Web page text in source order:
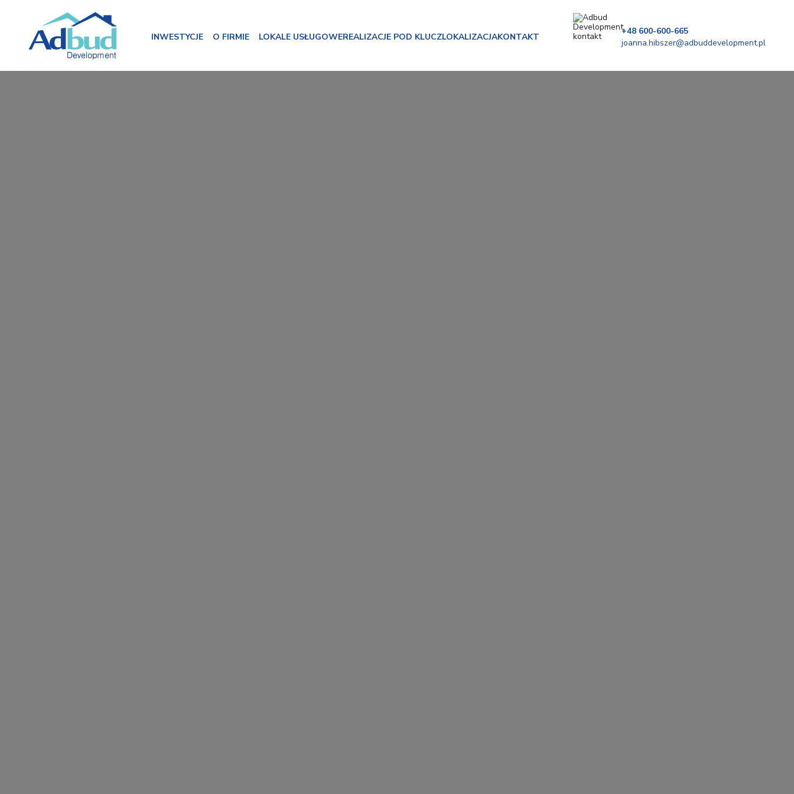
INWESTYCJE
O FIRMIE LOKALE USŁUGOWEREALIZACJE POD KLUCZLOKALIZACJAKONTAKT
+48 600-600-665
joanna.hibszer@adbuddevelopment.pl